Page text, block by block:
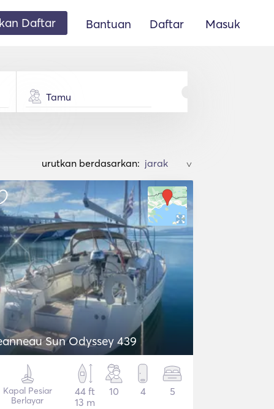
Daftar Bantuan Daftar Masuk
Tamu
urutkan berdasarkan: >
Sun Odyssey 439
Kapal Pesiar
Berlayar
44 ft
13 m
10 4 5